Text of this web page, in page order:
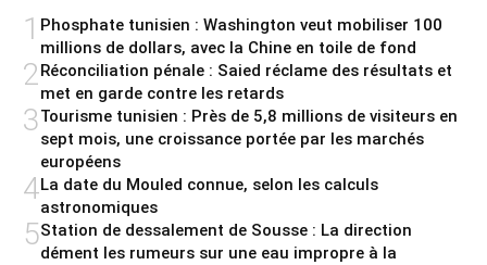
1 Phosphate tunisien : Washington veut mobiliser 100
millions de dollars, avec la Chine en toile de fond
2Réconciliation pénale : Saied réclame des résultats et
met en garde contre les retards
3Tourisme tunisien : Près de 5,8 millions de visiteurs en
sept mois, une croissance portée par les marchés
européens
4La date du Mouled connue, selon les calculs
astronomiques
5Station de dessalement de Sousse : La direction
dément les rumeurs sur une eau impropre à la